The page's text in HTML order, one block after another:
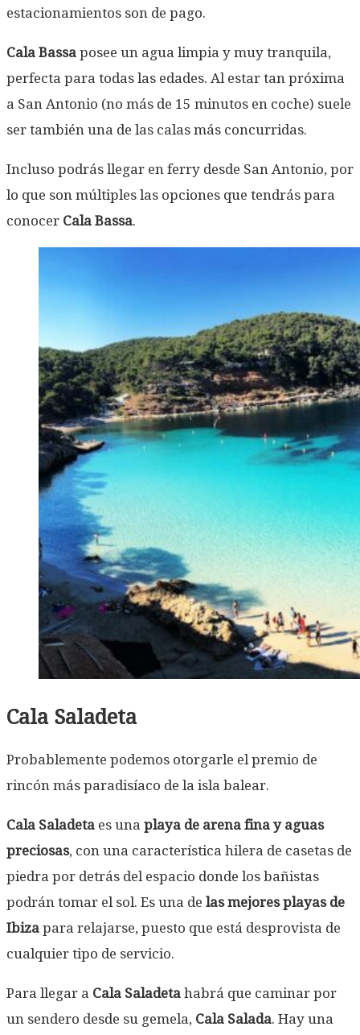
estacionamientos son de pago.
Cala Bassa posee un agua limpia y muy tranquila,
perfecta para todas las edades. Al estar tan próxima
a San Antonio (no más de 15 minutos en coche) suele
ser también una de las calas más concurridas.
Incluso podrás llegar en ferry desde San Antonio, por
lo que son múltiples las opciones que tendrás para
conocer Cala Bassa.
Cala Saladeta
Probablemente podemos otorgarle el premio de
rincón más paradisíaco de la isla balear.
Cala Saladeta es una playa de arena fina y aguas
preciosas, con una característica hilera de casetas de
piedra por detrás del espacio donde los bañistas
podrán tomar el sol. Es una de las mejores playas de
Ibiza para relajarse, puesto que está desprovista de
cualquier tipo de servicio.
Para llegar a Cala Saladeta habrá que caminar por
un sendero desde su gemela, Cala Salada. Hay una